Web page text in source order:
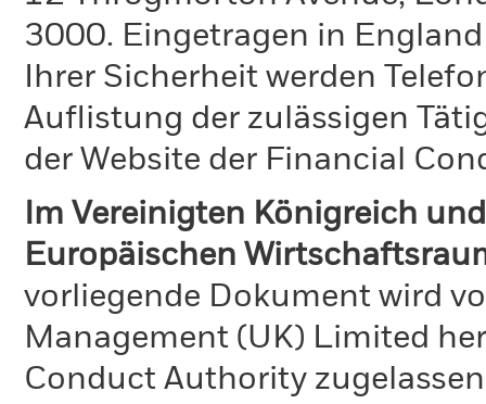
3000. Eingetragen in
Ihrer Sicherheit werden
Auflistung der zulässigen
der Website der Financial
Im Vereinigten Königreich
Europäischen
vorliegende Dokument wird
Management (UK) Limited
Conduct Authority